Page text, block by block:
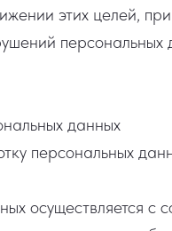
этих целей,
персональных
данных
персональных
осуществляется с